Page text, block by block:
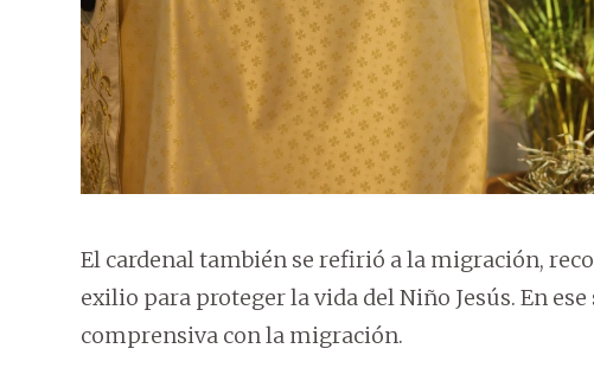
El cardenal también se refirió a la migración,
exilio para proteger la vida del Niño Jesús. En
comprensiva con la migración.